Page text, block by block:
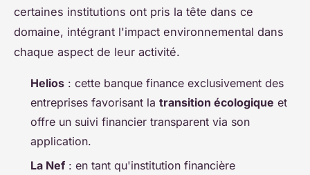
certaines institutions ont pris la tête dans ce
domaine, intégrant l'impact environnemental dans
chaque aspect de leur activité.
Helios : cette banque finance exclusivement des
entreprises favorisant la transition écologique et
offre un suivi financier transparent via son
application.
La Nef : en tant qu'institution financière